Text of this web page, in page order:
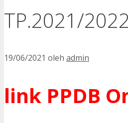
TP.2021/2022
19/06/2021 oleh admin
link PPDB